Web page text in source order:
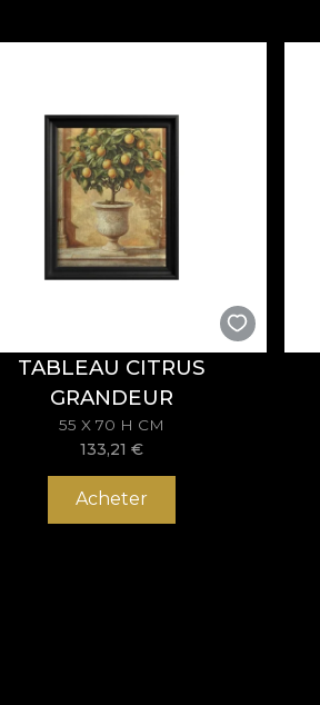
TABLEAU CITRUS
GRANDEUR
55 X 70 H CM
133,21€
Acheter